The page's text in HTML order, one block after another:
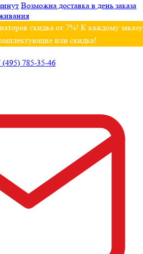
Возможна доставка в день заказа
скидка от 7%! К каждому заказу
или скидка!
(495) 785-35-46